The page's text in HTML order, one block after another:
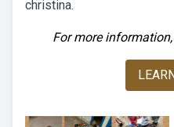
christina.
For more